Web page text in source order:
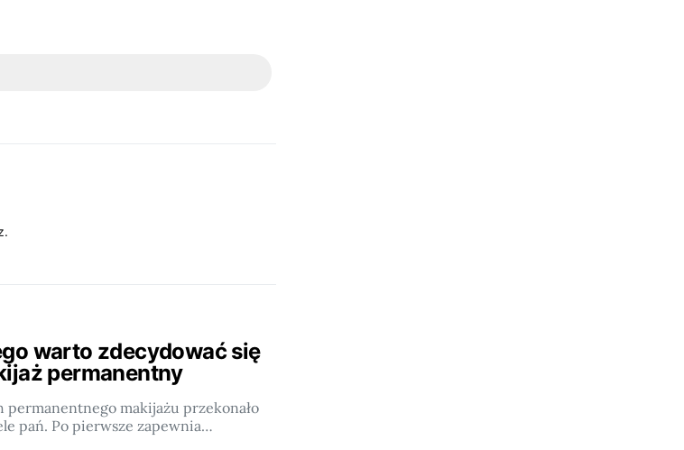
warto zdecydować się
permanentny
permanentnego makijażu przekonało
pań. Po pierwsze zapewnia…